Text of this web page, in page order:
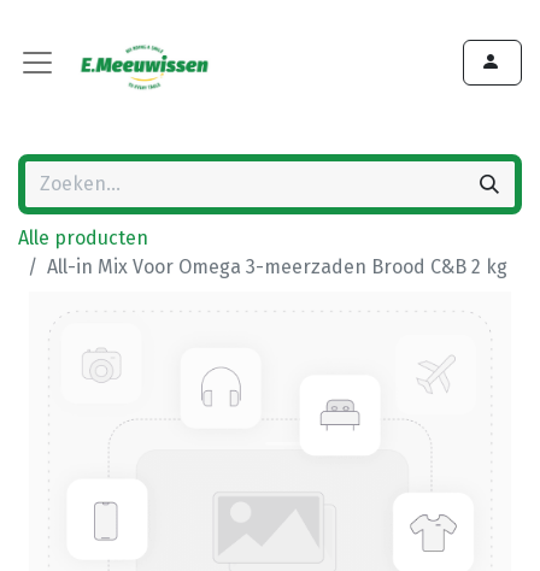
Alle producten
All-in Mix Voor Omega 3-meerzaden Brood C&B 2 kg